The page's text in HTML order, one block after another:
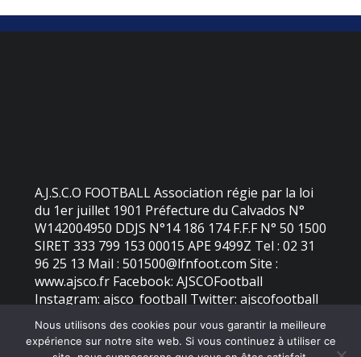
A.J.S.C.O FOOTBALL Association régie par la loi
du 1er juillet 1901 Préfecture du Calvados N°
W142004950 DDJS N°14 186 174 F.F.F N° 50 1500
SIRET 333 799 153 00015 APE 9499Z Tel : 02 31
96 25 13 Mail : 501500@lfnfoot.com Site :
www.ajsco.fr Facebook: AJSCOFootball
Instagram: ajsco_football Twitter: ajscofootball
Nous utilisons des cookies pour vous garantir la meilleure
expérience sur notre site web. Si vous continuez à utiliser ce